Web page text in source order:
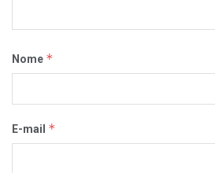
Nome *
E-mail *